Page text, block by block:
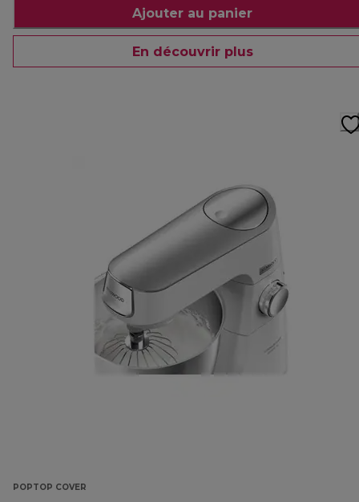
Ajouter au panier
En découvrir plus
POPTOP COVER